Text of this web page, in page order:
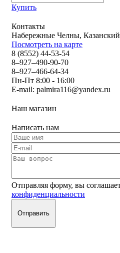
Купить
Контакты
Набережные Челны, Казанский
Посмотреть на карте
8 (8552) 44-53-54
8–927–490-90-70
8–927–466-64-34
Пн-Пт 8:00 - 16:00
E-mail: palmira116@yandex.ru
Наш магазин
Написать нам
Отправляя форму, вы
конфиденциальности